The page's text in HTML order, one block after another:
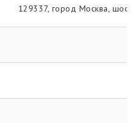
129337, город Москва,